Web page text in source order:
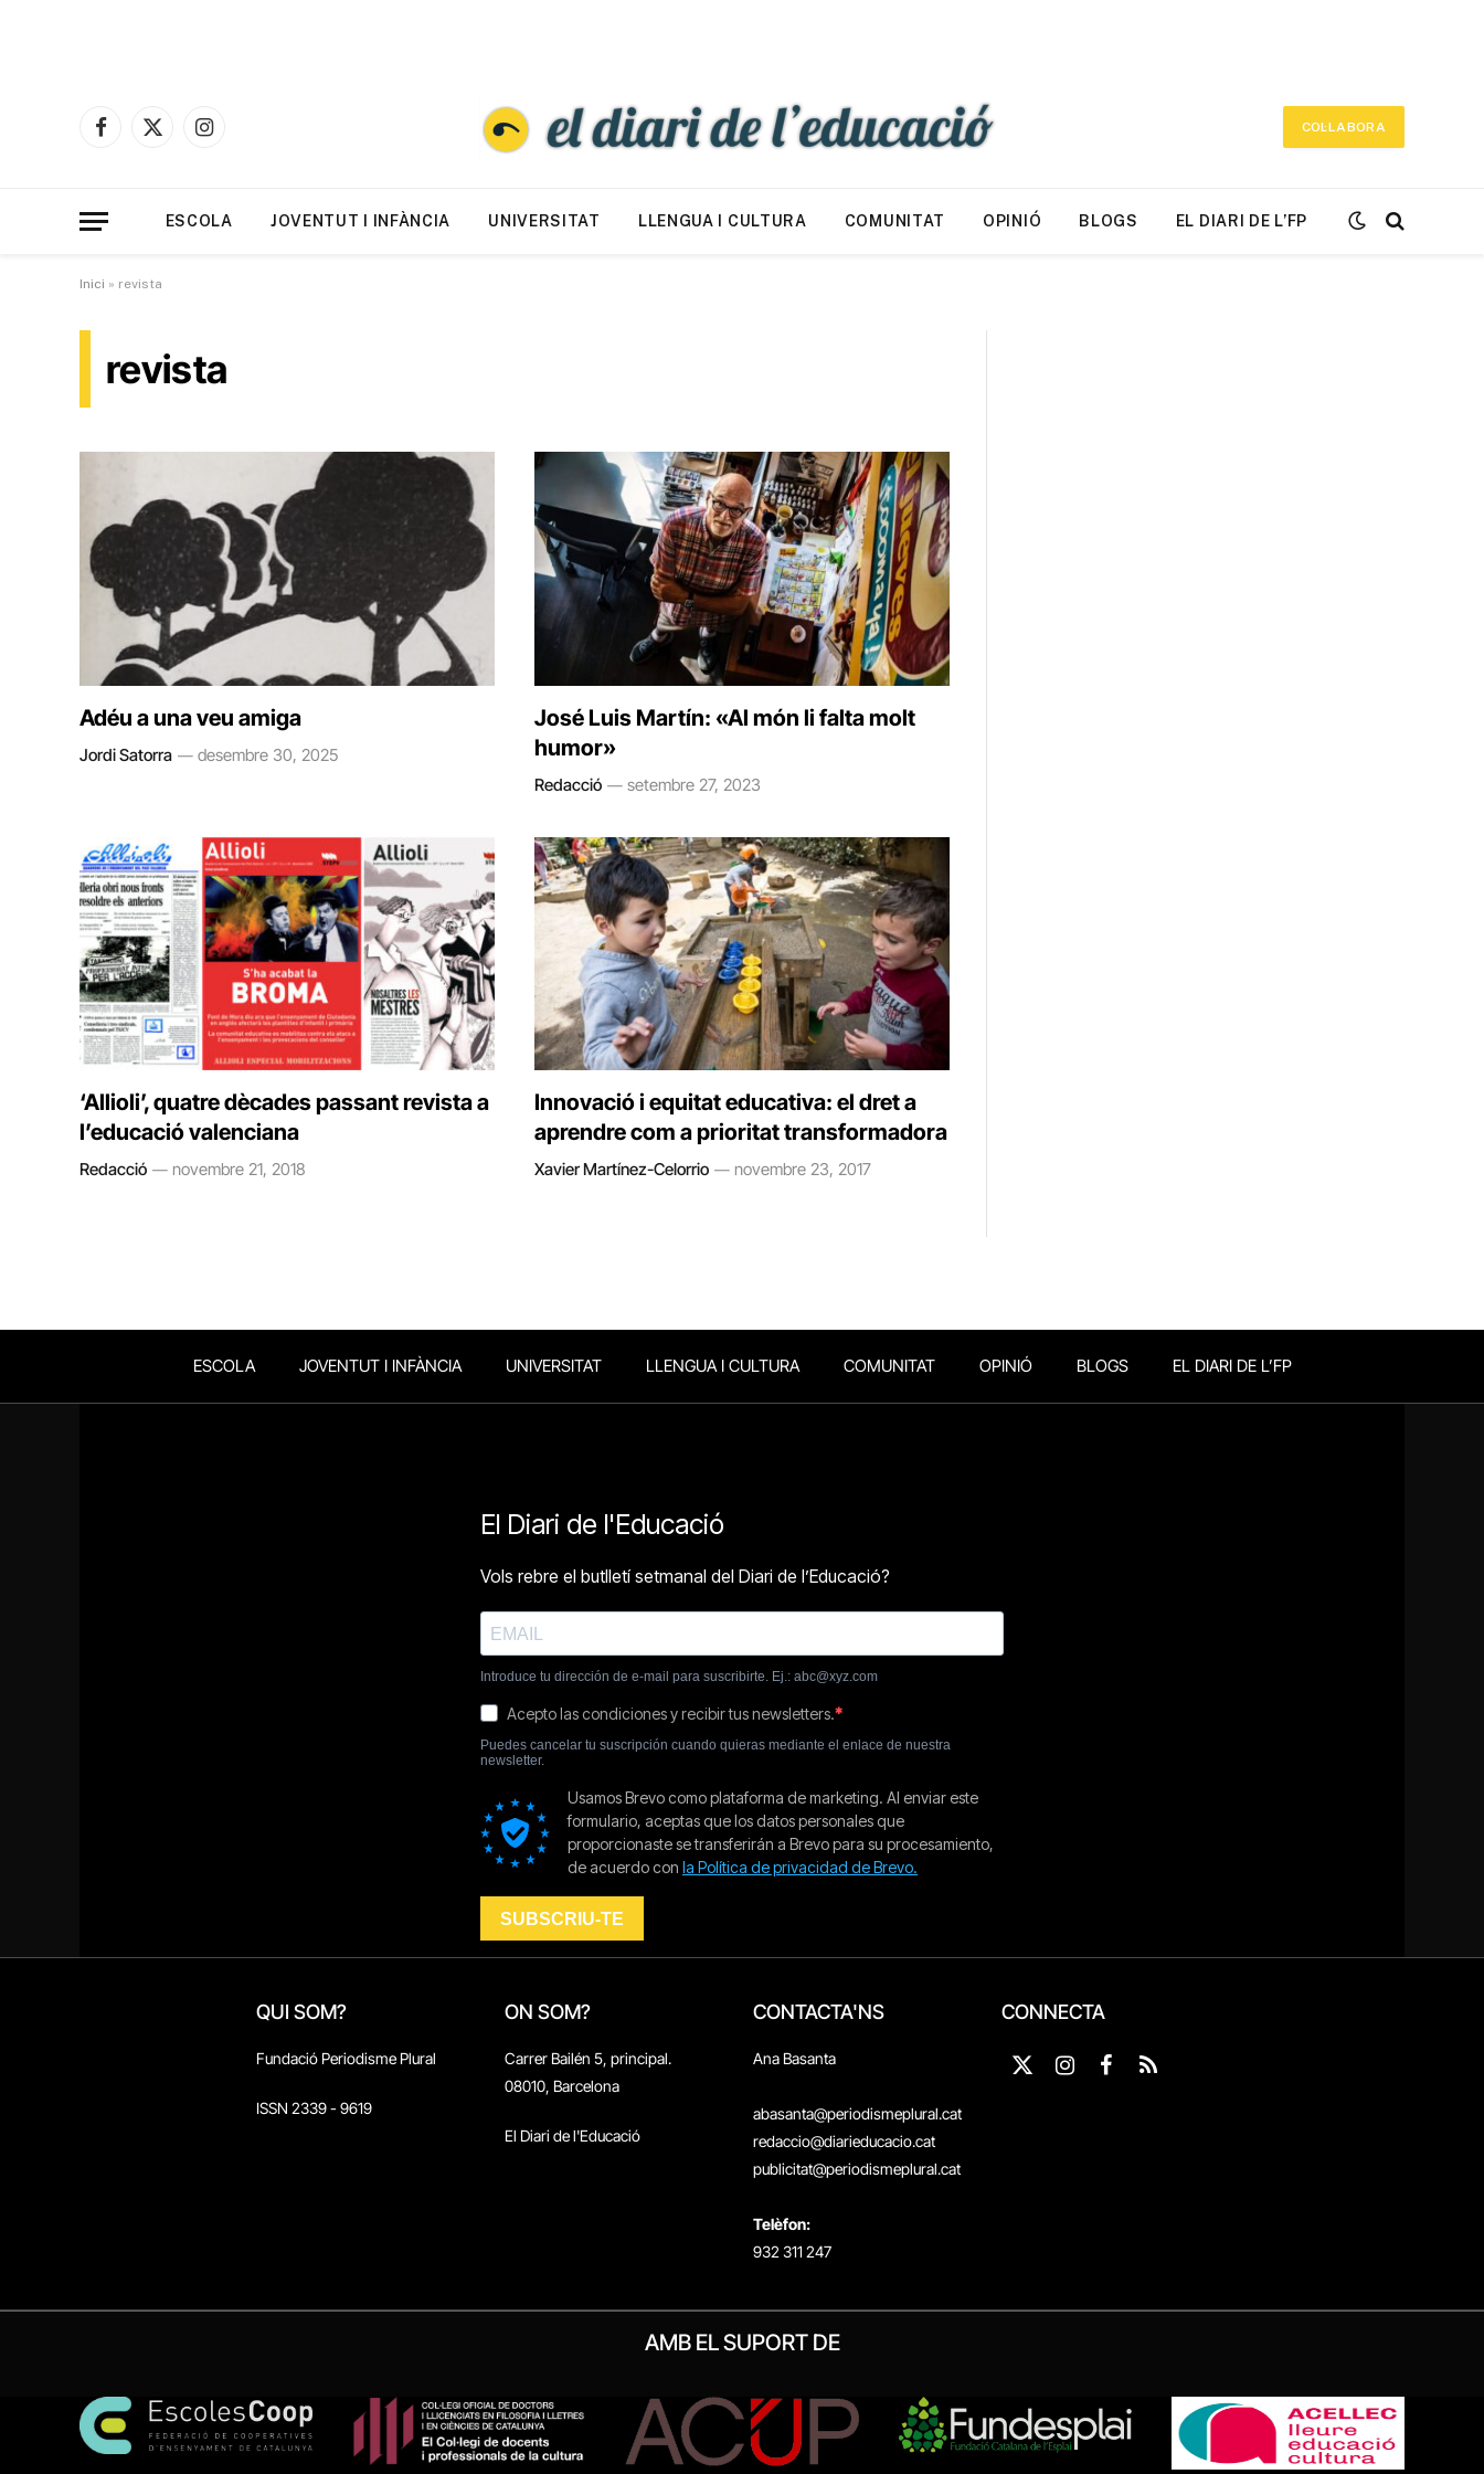
Facebook
X
Instagram
COL·LABORA
ESCOLA JOVENTUT I INFÀNCIA UNIVERSITAT LLENGUA I CULTURA COMUNITAT OPINIÓ BLOGS EL DIARI DE L’FP
Inici » revista
revista
Adéu a una veu amiga
Jordi Satorra desembre 30, 2025
José Luis Martín: «Al món li falta molt
humor»
Redacció setembre 27, 2023
‘Allioli’, quatre dècades passant revista a
l’educació valenciana
Redacció novembre 21, 2018
Innovació i equitat educativa: el dret a
aprendre com a prioritat transformadora
Xavier Martínez-Celorrio novembre 23, 2017
ESCOLA JOVENTUT I INFÀNCIA UNIVERSITAT LLENGUA I CULTURA COMUNITAT OPINIÓ BLOGS EL DIARI DE L’FP
QUI SOM?
Fundació Periodisme Plural
ISSN 2339 - 9619
ON SOM?
Carrer Bailén 5, principal.
08010, Barcelona
El Diari de l'Educació
CONTACTA'NS
Ana Basanta
abasanta@periodismeplural.cat
redaccio@diarieducacio.cat
publicitat@periodismeplural.cat
Telèfon:
932 311 247
CONNECTA
X
Instagram
Facebook
RSS
AMB EL SUPORT DE